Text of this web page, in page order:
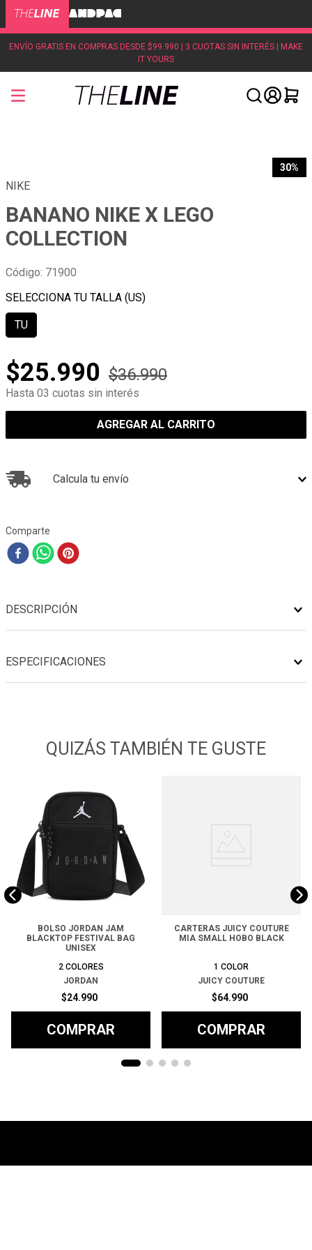
ENVÍO GRATIS EN COMPRAS DESDE $99.990 | 3 CUOTAS SIN INTERÉS | MAKE
IT YOURS
30%
NIKE
BANANO NIKE X LEGO
COLLECTION
Código: 71900
TU
$25.990 $36.990
Hasta 03 cuotas sin interés
AGREGAR AL CARRITO
Calcula tu envío
Comparte
DESCRIPCIÓN
ESPECIFICACIONES
QUIZÁS TAMBIÉN TE GUSTE
BOLSO JORDAN JAM
BLACKTOP FESTIVAL BAG
UNISEX
2 COLORES
JORDAN
$24.990
COMPRAR
CARTERAS JUICY COUTURE
MIA SMALL HOBO BLACK
1 COLOR
JUICY COUTURE
$64.990
COMPRAR